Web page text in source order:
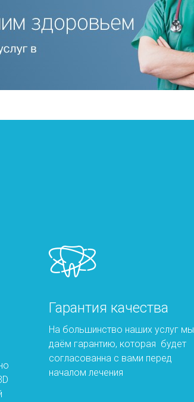
Гарантия качества
На большинство наших услуг мы
даём гарантию, которая будет
согласованна с вами перед
началом лечения